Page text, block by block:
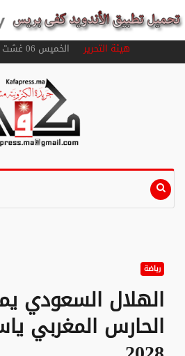
هيئة التحريرالخميس 06 غشت 2026 العدد : 5490
رياضة
الهلال السعودي
الحارس المغربي